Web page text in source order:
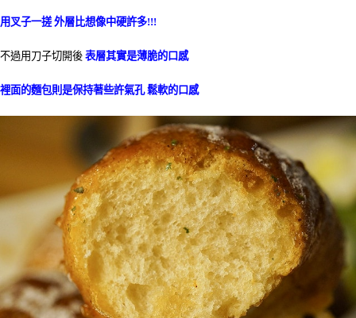
用叉子一搓 外層比想像中硬許多!!!
不過用刀子切開後 表層其實是薄脆的口感
裡面的麵包則是保持著些許氣孔 鬆軟的口感